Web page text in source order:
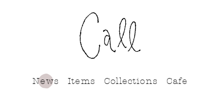
News Items Collections Cafe